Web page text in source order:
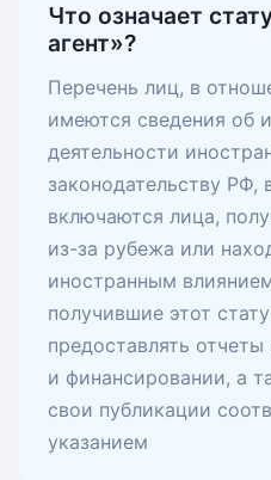
Что означает
агент»?
Перечень лиц, в
имеются сведения об
деятельности
законодательству РФ,
включаются лица,
из-за рубежа или
иностранным
получившие этот
предоставлять
и финансировании, а
свои публикации
указанием